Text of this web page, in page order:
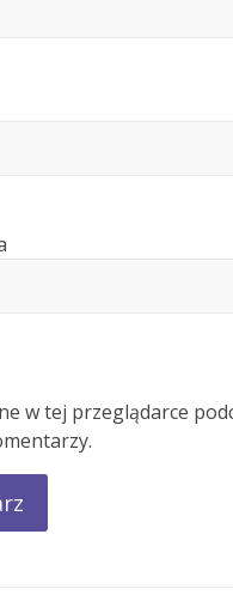
w tej przeglądarce